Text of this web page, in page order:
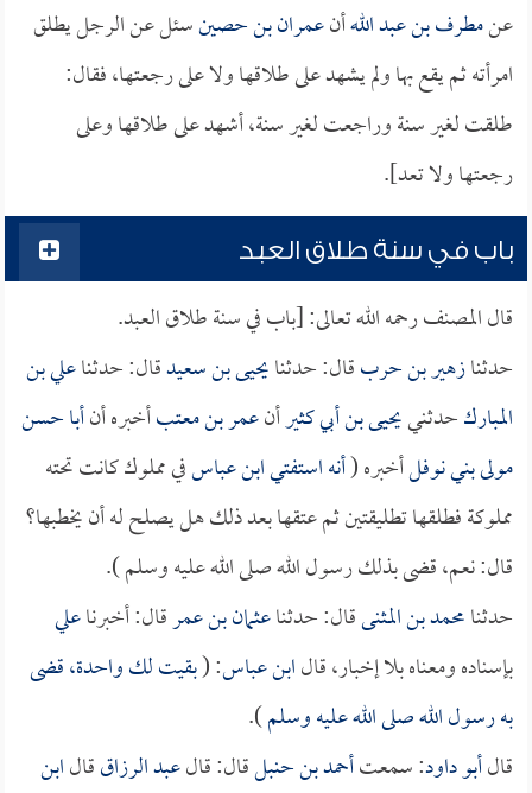
عنمطرف بن عبد اللهأنعمران بن حصينسئل عن الرجل يطلق
امرأته ثم يقع بها ولم يشهد على طلاقها ولا على رجعتها، فقال:
طلقت لغير سنة وراجعت لغير سنة، أشهد على طلاقها وعلى
رجعتها ولا تعد].
باب في سنة طلاق العبد
قال المصنف رحمه الله تعالى: [باب في سنة طلاق العبد.
حدثنازهير بن حربقال: حدثنايحيى بن سعيدقال: حدثناعلي بن
المباركحدثنييحيى بن أبي كثيرأنعمر بن معتبأخبره أنأبا حسن
مولى بني نوفلأخبره (أنه استفتيابن عباسفي مملوك كانت تحته
مملوكة فطلقها تطليقتين ثم عتقها بعد ذلك هل يصلح له أن يخطبها؟
قال: نعم، قضى بذلك رسول الله صلى الله عليه وسلم ).
حدثنامحمد بن المثنىقال: حدثناعثمان بن عمرقال: أخبرناعلي
بإسناده ومعناه بلا إخبار، قالابن عباس: (بقيت لك واحدة، قضى
به رسول الله صلى الله عليه وسلم).
قالأبو داود: سمعتأحمد بن حنبلقال: قالعبد الرزاققالابن